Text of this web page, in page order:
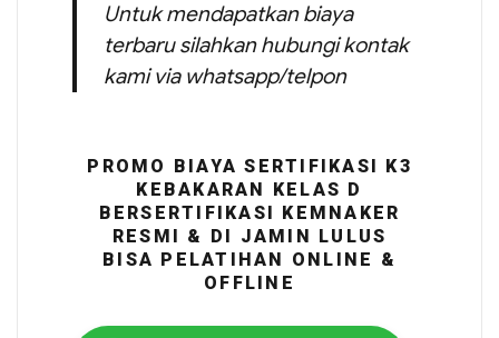
Untuk mendapatkan biaya
terbaru silahkan hubungi kontak
kami via whatsapp/telpon
PROMO BIAYA SERTIFIKASI K3
KEBAKARAN KELAS D
BERSERTIFIKASI KEMNAKER
RESMI & DI JAMIN LULUS
BISA PELATIHAN ONLINE &
OFFLINE